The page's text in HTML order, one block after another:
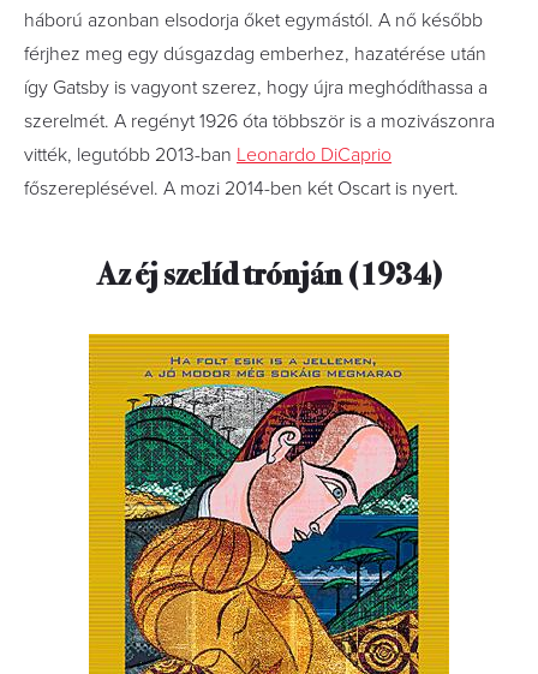
háború azonban elsodorja őket egymástól. A nő később
férjhez meg egy dúsgazdag emberhez, hazatérése után
így Gatsby is vagyont szerez, hogy újra meghódíthassa a
szerelmét. A regényt 1926 óta többször is a mozivászonra
vitték, legutóbb 2013-ban Leonardo DiCaprio
főszereplésével. A mozi 2014-ben két Oscart is nyert.
Az éj szelíd trónján (1934)